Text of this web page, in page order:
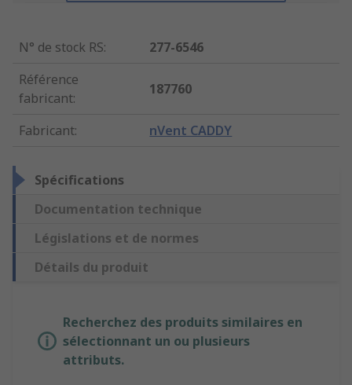
N° de stock RS:
277-6546
Référence
fabricant:
187760
Fabricant: nVent CADDY
Spécifications
Documentation technique
Législations et de normes
Détails du produit
Recherchez des produits similaires en
sélectionnant un ou plusieurs
attributs.